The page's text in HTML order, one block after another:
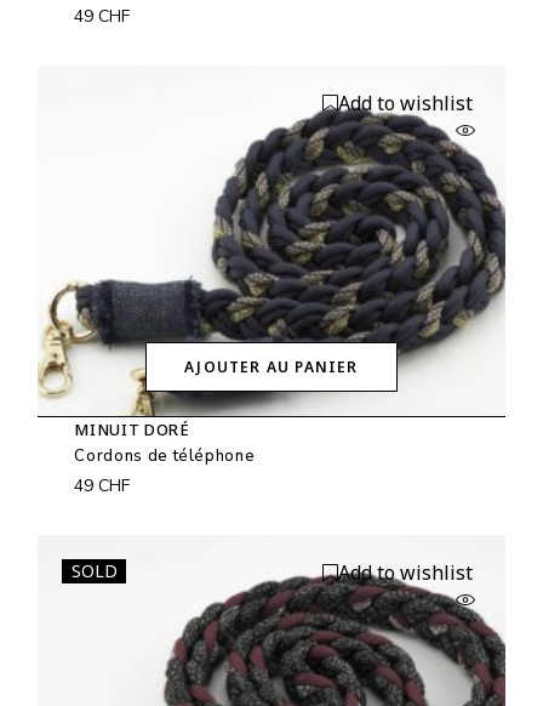
49CHF
AJOUTER AU PANIER
Add to wishlist
MINUIT DORÉ
Cordons de téléphone
49CHF
SOLD Add to wishlist